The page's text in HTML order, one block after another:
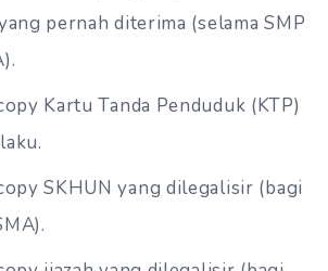
pernah diterima (selama SMP
Kartu Tanda Penduduk (KTP)
SKHUN yang dilegalisir (bagi